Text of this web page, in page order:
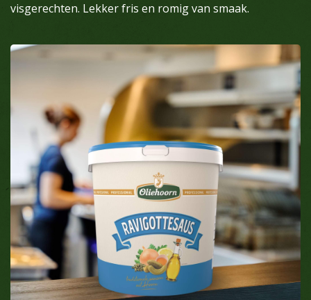
visgerechten. Lekker fris en romig van smaak.